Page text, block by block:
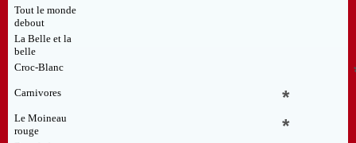
Tout le monde
debout
La Belle et la
belle
Croc-Blanc
Carnivores *
Le Moineau
rouge
*